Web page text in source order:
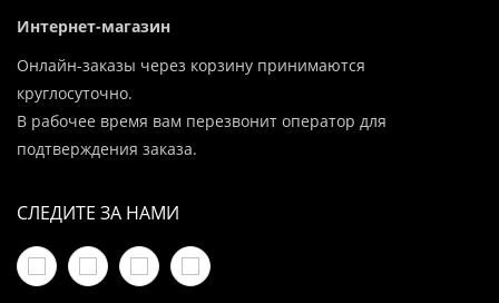
Интернет-магазин
Онлайн-заказы через корзину принимаются
круглосуточно.
В рабочее время вам перезвонит оператор для
подтверждения заказа.
СЛЕДИТЕ ЗА НАМИ